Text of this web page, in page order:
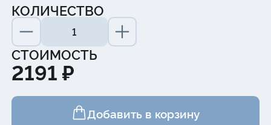
КОЛИЧЕСТВО
СТОИМОСТЬ
2191 ₽
Добавить в корзину